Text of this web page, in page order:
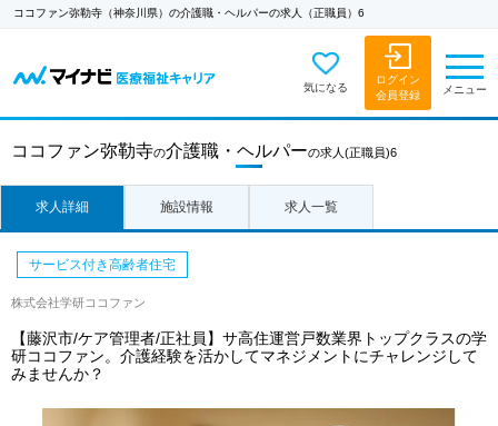
ココファン弥勒寺（神奈川県）の介護職・ヘルパーの求人（正職員）6
気になる
ログイン
会員登録
メニュー
ココファン弥勒寺の介護職・ヘルパーの求人 (正職員)6
求人詳細 施設情報 求人一覧
サービス付き高齢者住宅
株式会社学研ココファン
【藤沢市/ケア管理者/正社員】サ高住運営戸数業界トップクラスの学
研ココファン。介護経験を活かしてマネジメントにチャレンジして
みませんか？